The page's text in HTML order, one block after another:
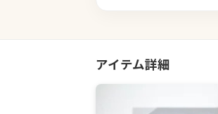
アイテム詳細